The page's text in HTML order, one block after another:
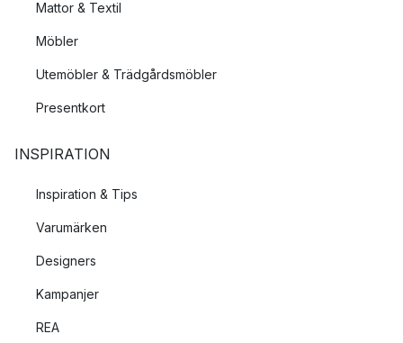
Mattor & Textil
Möbler
Utemöbler & Trädgårdsmöbler
Presentkort
INSPIRATION
Inspiration & Tips
Varumärken
Designers
Kampanjer
REA